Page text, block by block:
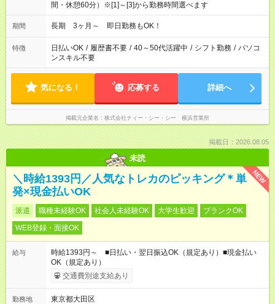
間・休憩60分）※[1]～[3]から勤務時間選べます
期間 長期 3ヶ月～ 即日勤務もOK！
特徴 日払いOK / 履歴書不要 / 40～50代活躍中 / シフト勤務 / パソコ
ンスキル不要
気になる！ 応募する 詳細へ
掲載元企業名 株式会社ティー・シー・シー 横浜営業所
掲載日：2026.08.05
未読
NEW
＼時給1393円／人気なトレカのピッキング＊単
発×現金払いOK
派遣 職種未経験OK 社会人未経験OK 大学生歓迎
ブランクOK
WEB登録・面接OK
給与
時給1393円～ ■日払い・翌日振込OK（規定あり）■現金払い
OK（規定あり）
交通費別途支給あり
勤務地
東京都大田区